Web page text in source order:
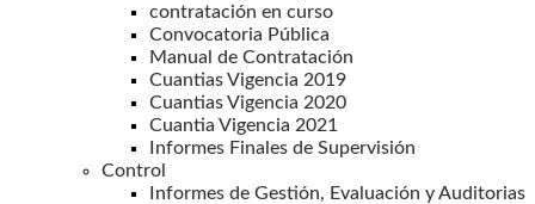
contratación en curso
Convocatoria Pública
Manual de Contratación
Cuantias Vigencia 2019
Cuantias Vigencia 2020
Cuantia Vigencia 2021
Informes Finales de Supervisión
Control
Informes de Gestión, Evaluación y Auditorias